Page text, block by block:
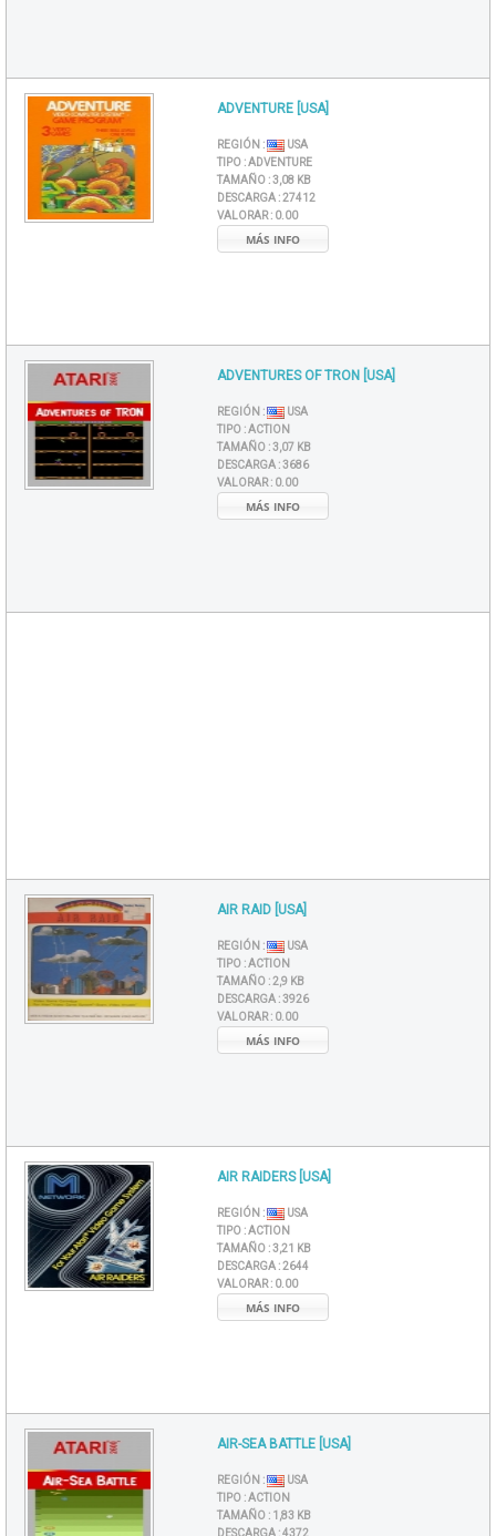
ADVENTURE [USA]
REGIÓN :
USA
TIPO :ADVENTURE
TAMAÑO :3,08 KB
DESCARGA :27412
VALORAR : 0.00
MÁS INFO
ADVENTURES OF TRON [USA]
REGIÓN :
USA
TIPO :ACTION
TAMAÑO :3,07 KB
DESCARGA :3686
VALORAR : 0.00
MÁS INFO
AIR RAID [USA]
REGIÓN :
USA
TIPO :ACTION
TAMAÑO :2,9 KB
DESCARGA :3926
VALORAR : 0.00
MÁS INFO
AIR RAIDERS [USA]
REGIÓN :
USA
TIPO :ACTION
TAMAÑO :3,21 KB
DESCARGA :2644
VALORAR : 0.00
MÁS INFO
AIR-SEA BATTLE [USA]
REGIÓN :
USA
TIPO :ACTION
TAMAÑO : 1,83 KB
DESCARGA :4372